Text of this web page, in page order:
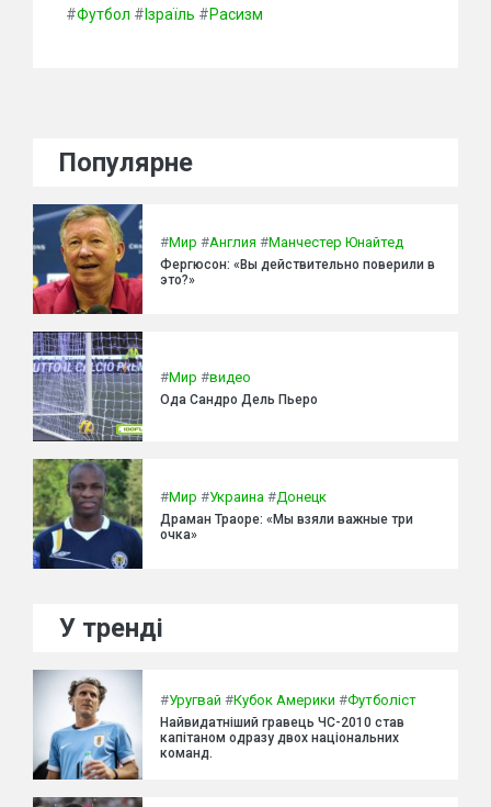
#Футбол # Ізраїль #Расизм
Популярне
#Мир #Англия #Манчестер Юнайтед
Фергюсон: «Вы действительно поверили в
это?»
#Мир #видео
Ода Сандро Дель Пьеро
#Мир #Украина #Донецк
Драман Траоре: «Мы взяли важные три
очка»
У тренді
#Уругвай #Кубок Америки #Футболіст
Найвидатніший гравець ЧС-2010 став
капітаном одразу двох національних
команд.